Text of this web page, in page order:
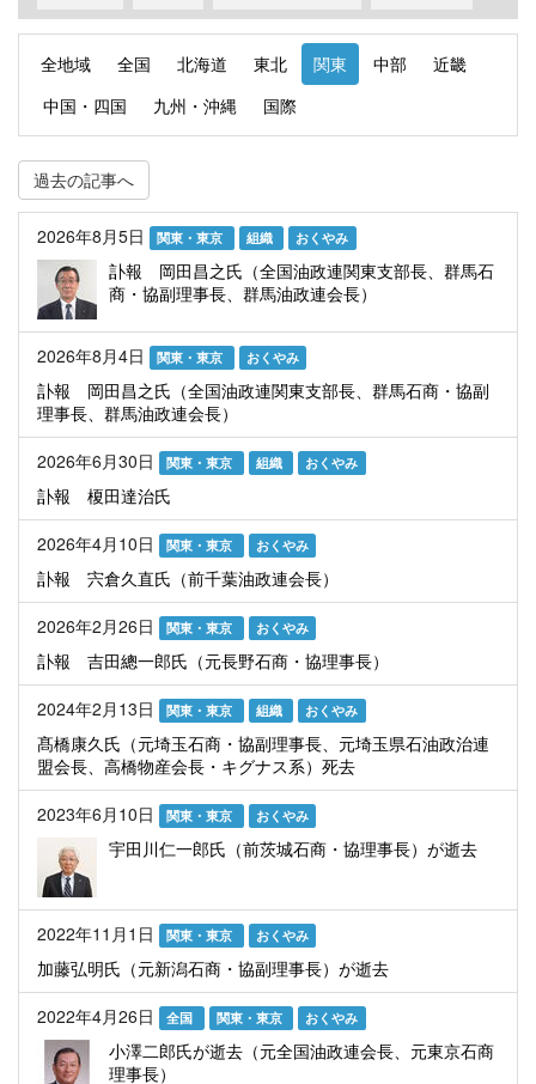
全地域 全国 北海道 東北 関東 中部
近畿
中国・四国
九州・沖縄 国際
過去の記事へ
2026年8月5日 関東・東京 組織 おくやみ
訃報 岡田昌之氏（全国油政連関東支部長、群馬石
商・協副理事長、群馬油政連会長）
2026年8月4日 関東・東京 おくやみ
訃報 岡田昌之氏（全国油政連関東支部長、群馬石商・協副
理事長、群馬油政連会長）
2026年6月30日
関東・東京 組織 おくやみ
訃報 榎田達治氏
2026年4月10日
関東・東京 おくやみ
訃報 宍倉久直氏（前千葉油政連会長）
2026年2月26日
関東・東京 おくやみ
訃報 吉田總一郎氏（元長野石商・協理事長）
2024年2月13日
関東・東京 組織 おくやみ
髙橋康久氏（元埼玉石商・協副理事長、元埼玉県石油政治連
盟会長、高橋物産会長・キグナス系）死去
2023年6月10日
関東・東京 おくやみ
宇田川仁一郎氏（前茨城石商・協理事長）が逝去
2022年11月1日 関東・東京 おくやみ
加藤弘明氏（元新潟石商・協副理事長）が逝去
2022年4月26日
全国 関東・東京 おくやみ
小澤二郎氏が逝去（元全国油政連会長、元東京石商
理事長）